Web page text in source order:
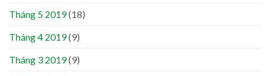
Tháng 5 2019(18)
Tháng 4 2019(9)
Tháng 3 2019(9)